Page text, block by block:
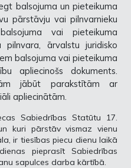
balsojuma un pieteikuma
pārstāvju vai pilnvarnieku
vai pieteikuma
pilnvara, ārvalstu juridisko
balsojuma vai pieteikuma
apliecinošs dokuments.
jābūt parakstītām ar
apliecinātām.
Sabiedrības Statūtu 17.
kuri pārstāv vismaz vienu
ir tiesības piecu dienu laikā
pieprasīt Sabiedrības
sapulces darba kārtībā.